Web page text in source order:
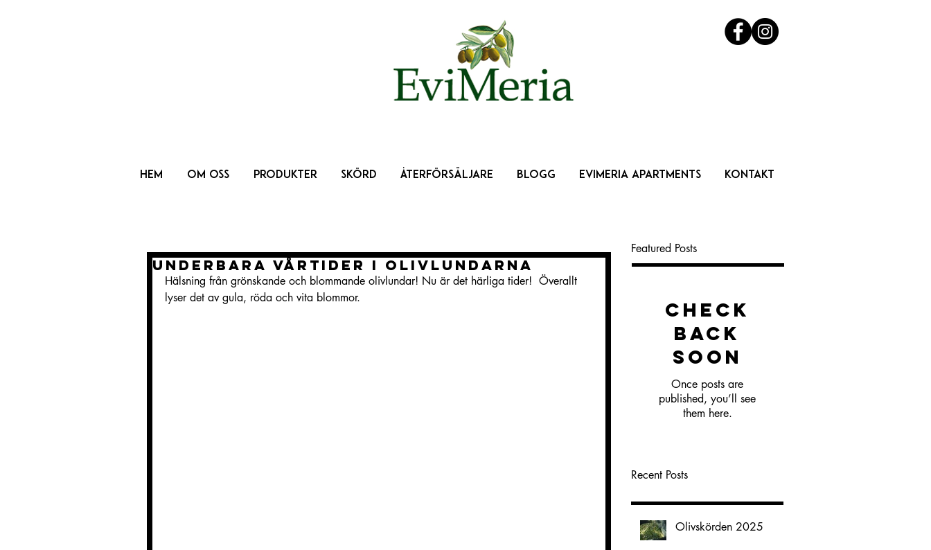
HEM OM OSS PRODUKTER SKÖRD ÅTERFÖRSÄLJARE BLOGG EVIMERIA APARTMENTS KONTAKT
Underbara vårtider i olivlundarna
Hälsning från grönskande och blommande olivlundar! Nu är det härliga tider!  Överallt
lyser det av gula, röda och vita blommor.
Featured Posts
Check
back
soon
Once posts are
published, you’ll see
them here.
Recent Posts
Olivskörden 2025